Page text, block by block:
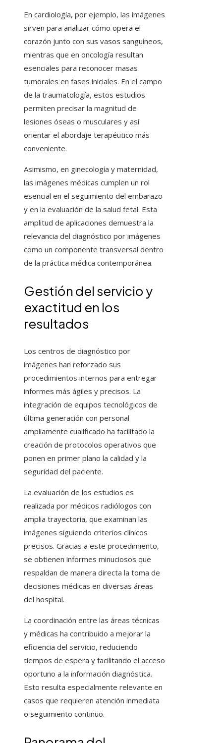
En cardiología, por ejemplo, las imágenes
sirven para analizar cómo opera el
corazón junto con sus vasos sanguíneos,
mientras que en oncología resultan
esenciales para reconocer masas
tumorales en fases iniciales. En el campo
de la traumatología, estos estudios
permiten precisar la magnitud de
lesiones óseas o musculares y así
orientar el abordaje terapéutico más
conveniente.
Asimismo, en ginecología y maternidad,
las imágenes médicas cumplen un rol
esencial en el seguimiento del embarazo
y en la evaluación de la salud fetal. Esta
amplitud de aplicaciones demuestra la
relevancia del diagnóstico por imágenes
como un componente transversal dentro
de la práctica médica contemporánea.
Gestión del servicio y
exactitud en los
resultados
Los centros de diagnóstico por
imágenes han reforzado sus
procedimientos internos para entregar
informes más ágiles y precisos. La
integración de equipos tecnológicos de
última generación con personal
ampliamente cualificado ha facilitado la
creación de protocolos operativos que
ponen en primer plano la calidad y la
seguridad del paciente.
La evaluación de los estudios es
realizada por médicos radiólogos con
amplia trayectoria, que examinan las
imágenes siguiendo criterios clínicos
precisos. Gracias a este procedimiento,
se obtienen informes minuciosos que
respaldan de manera directa la toma de
decisiones médicas en diversas áreas
del hospital.
La coordinación entre las áreas técnicas
y médicas ha contribuido a mejorar la
eficiencia del servicio, reduciendo
tiempos de espera y facilitando el acceso
oportuno a la información diagnóstica.
Esto resulta especialmente relevante en
casos que requieren atención inmediata
o seguimiento continuo.